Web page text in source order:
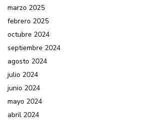
marzo 2025
febrero 2025
octubre 2024
septiembre 2024
agosto 2024
julio 2024
junio 2024
mayo 2024
abril 2024